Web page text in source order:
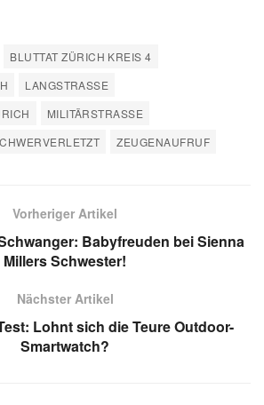
BLUTTAT ZÜRICH KREIS 4
LANGSTRASSE
MILITÄRSTRASSE
ZEUGENAUFRUF
Vorheriger Artikel
Babyfreuden bei Sienna
Millers Schwester!
Nächster Artikel
Lohnt sich die Teure Outdoor-
Smartwatch?